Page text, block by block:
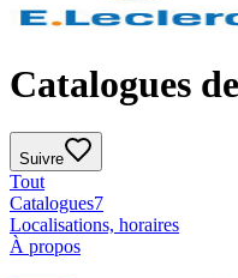
Catalogues
Suivre
Tout
Catalogues7
Localisations, horaires
À propos